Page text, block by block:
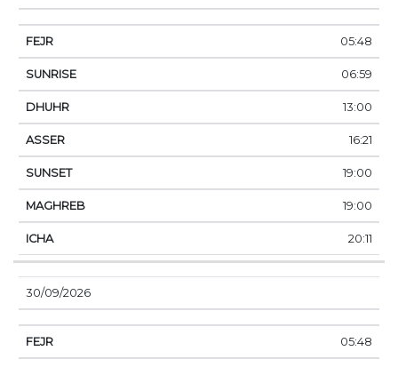
05:48
06:59
13:00
16:21
19:00
19:00
20:11
30/09/2026
05:48